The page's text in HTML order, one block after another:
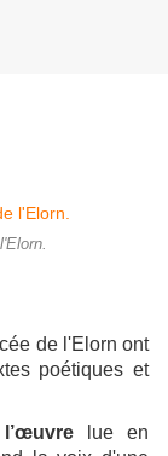
de l'Elorn ont
poétiques et
l’œuvrelue en